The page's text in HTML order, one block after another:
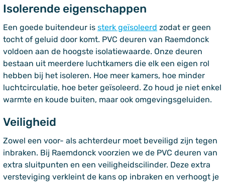
Isolerende eigenschappen
Een goede buitendeur is sterk geïsoleerd zodat er geen
tocht of geluid door komt. PVC deuren van Raemdonck
voldoen aan de hoogste isolatiewaarde. Onze deuren
bestaan uit meerdere luchtkamers die elk een eigen rol
hebben bij het isoleren. Hoe meer kamers, hoe minder
luchtcirculatie, hoe beter geïsoleerd. Zo houd je niet enkel
warmte en koude buiten, maar ook omgevingsgeluiden.
Veiligheid
Zowel een voor- als achterdeur moet beveiligd zijn tegen
inbraken. Bij Raemdonck voorzien we de PVC deuren van
extra sluitpunten en een veiligheidscilinder. Deze extra
versteviging verkleint de kans op inbraken en verhoogt je